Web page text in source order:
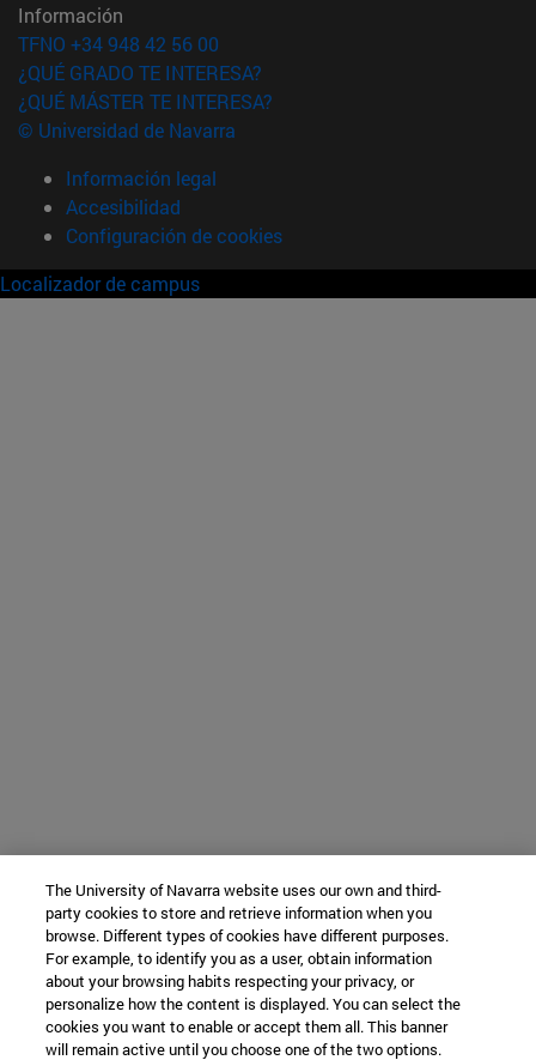
Información
TFNO +34 948 42 56 00
¿QUÉ GRADO TE INTERESA?
¿QUÉ MÁSTER TE INTERESA?
© Universidad de Navarra
Información legal
Accesibilidad
Configuración de cookies
Localizador de campus
The University of Navarra website uses our own and third-
party cookies to store and retrieve information when you
browse. Different types of cookies have different purposes.
For example, to identify you as a user, obtain information
about your browsing habits respecting your privacy, or
personalize how the content is displayed. You can select the
cookies you want to enable or accept them all. This banner
will remain active until you choose one of the two options.